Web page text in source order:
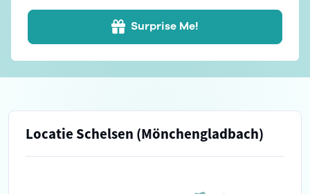
Surprise Me!
Locatie Schelsen (Mönchengladbach)